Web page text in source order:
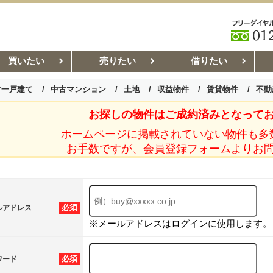
買いたい 売りたい 借りたい
戸建て 中古マンション 土地 収益物件 賃貸物件 不
お部屋探しコラム 賃貸管理コ
お探しの物件はご成約済みとなって
ホームページに掲載されていない物件も
お手数ですが、会員登録フォームよりお
必須
アドレス
※メールアドレスはログインに使用します。
必須
ード